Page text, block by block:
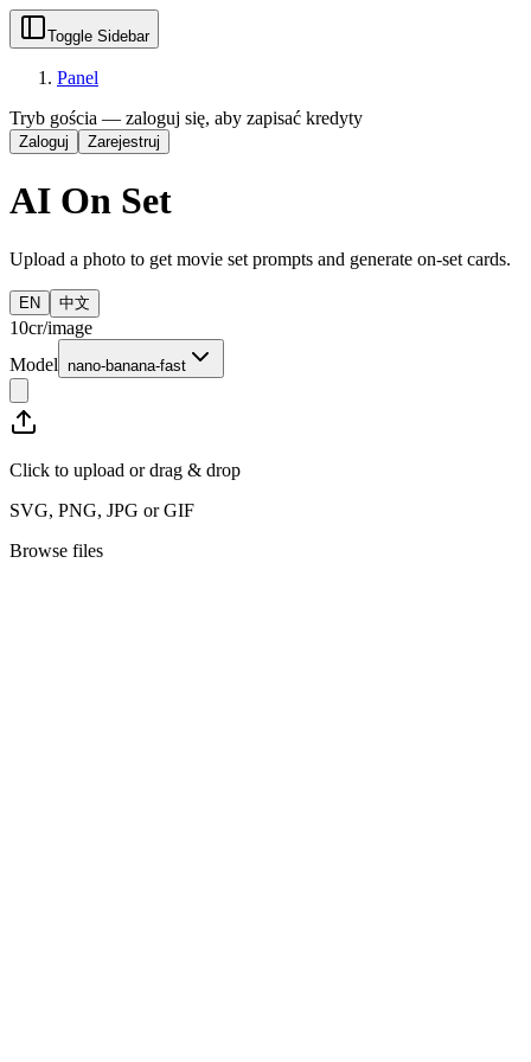
Toggle Sidebar
Panel
Tryb gościa — zaloguj się, aby zapisać kredyty
Zaloguj Zarejestruj
AI On Set
Upload a photo to get movie set prompts and generate on-set cards.
EN 中文
10cr/image
Model nano-banana-fast
Click to upload or drag & drop
SVG, PNG, JPG or GIF
Browse files